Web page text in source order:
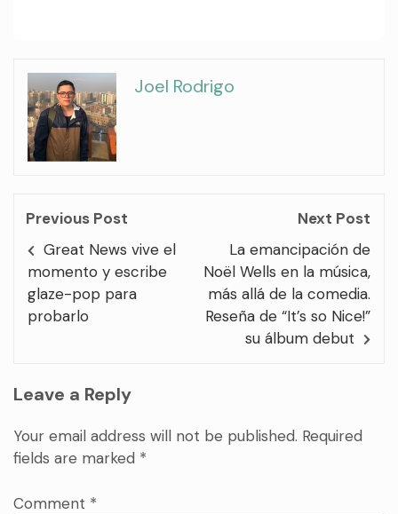
Joel Rodrigo
Previous Post
Great News vive el
momento y escribe
glaze-pop para
probarlo
Next Post
La emancipación de
Noël Wells en la música,
más allá de la comedia.
Reseña de “It’s so Nice!”
su álbum debut
Leave a Reply
Your email address will not be published. Required
fields are marked *
Comment *